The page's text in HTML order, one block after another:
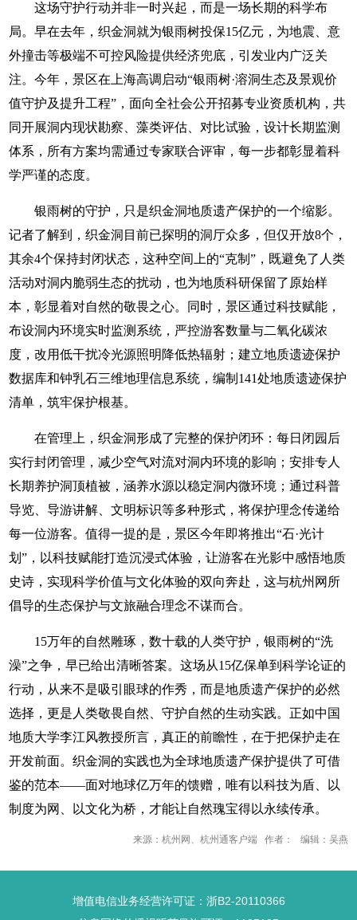
这场守护行动并非一时兴起，而是一场长期的科学布
局。早在去年，织金洞就为银雨树投保15亿元，为地震、意
外撞击等极端不可控风险提供经济兜底，引发业内广泛关
注。今年，景区在上海高调启动“银雨树·溶洞生态及景观价
值守护及提升工程”，面向全社会公开招募专业资质机构，共
同开展洞内现状勘察、藻类评估、对比试验，设计长期监测
体系，所有方案均需通过专家联合评审，每一步都彰显着科
学严谨的态度。
银雨树的守护，只是织金洞地质遗产保护的一个缩影。
记者了解到，织金洞目前已探明的洞厅众多，但仅开放8个，
其余4个保持封闭状态，这种空间上的“克制”，既避免了人类
活动对洞内脆弱生态的扰动，也为地质科研保留了原始样
本，彰显着对自然的敬畏之心。同时，景区通过科技赋能，
布设洞内环境实时监测系统，严控游客数量与二氧化碳浓
度，改用低干扰冷光源照明降低热辐射；建立地质遗迹保护
数据库和钟乳石三维地理信息系统，编制141处地质遗迹保护
清单，筑牢保护根基。
在管理上，织金洞形成了完整的保护闭环：每日闭园后
实行封闭管理，减少空气对流对洞内环境的影响；安排专人
长期养护洞顶植被，涵养水源以稳定洞内微环境；通过科普
导览、导游讲解、文明标识等多种形式，将保护理念传递给
每一位游客。值得一提的是，景区今年即将推出“石·光计
划”，以科技赋能打造沉浸式体验，让游客在光影中感悟地质
史诗，实现科学价值与文化体验的双向奔赴，这与杭州网所
倡导的生态保护与文旅融合理念不谋而合。
15万年的自然雕琢，数十载的人类守护，银雨树的“洗
澡”之争，早已给出清晰答案。这场从15亿保单到科学论证的
行动，从来不是吸引眼球的作秀，而是地质遗产保护的必然
选择，更是人类敬畏自然、守护自然的生动实践。正如中国
地质大学李江风教授所言，真正的前瞻性，在于把保护走在
开发前面。织金洞的实践也为全球地质遗产保护提供了可借
鉴的范本——面对地球亿万年的馈赠，唯有以科技为盾、以
制度为网、以文化为桥，才能让自然瑰宝得以永续传承。
来源：杭州网、杭州通客户端 作者： 编辑：吴燕
增值电信业务经营许可证：浙B2-20110366